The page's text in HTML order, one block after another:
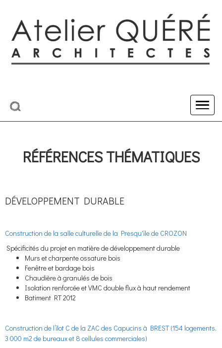
RÉFÉRENCES THÉMATIQUES
DÉVELOPPEMENT DURABLE
Construction de la salle culturelle de la Presqu'île de CROZON
Spécificités du projet en matière de développement durable
Murs et charpente ossature bois
Fenêtre et bardage bois
Chaudière à granulés de bois
Isolation renforcée et VMC double flux à haut rendement
Batiment RT 2012
Construction de l’îlot C de la ZAC des Capucins à BREST (154 logements,
3 000 m2 de bureaux et 8 cellules commerciales)